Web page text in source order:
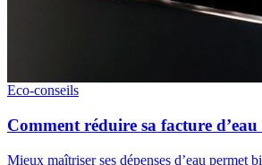
Eco-conseils
Comment réduire sa facture d’eau
Mieux maîtriser ses dépenses d’eau permet